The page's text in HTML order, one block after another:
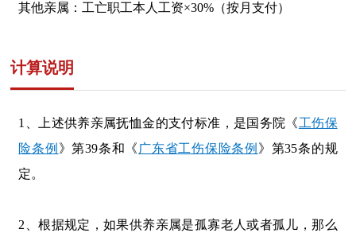
其他亲属 ： 工亡职工本人工资×30%（按月支付）
计算说明
1、上述供养亲属抚恤金的支付标准，是国务院《工伤保
险条例 》第39条和《 广东省工伤保险条例 》第35条的规
定。
2、根据规定，如果供养亲属是孤寡老人或者孤儿，那么